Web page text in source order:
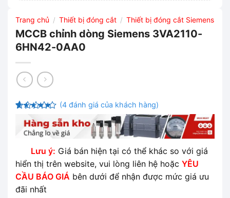
Trang chủ / Thiết bị đóng cắt / Thiết bị đóng cắt Siemens
MCCB chỉnh dòng Siemens 3VA2110-
6HN42-0AA0
trên
5 dựa trên
đánh giá
(4đánh giá của khách hàng)
Lưu ý: Giá bán hiện tại có thể khác so với giá
hiển thị trên website, vui lòng liên hệ hoặc YÊU
CẦU BÁO GIÁ bên dưới để nhận được mức giá ưu
đãi nhất